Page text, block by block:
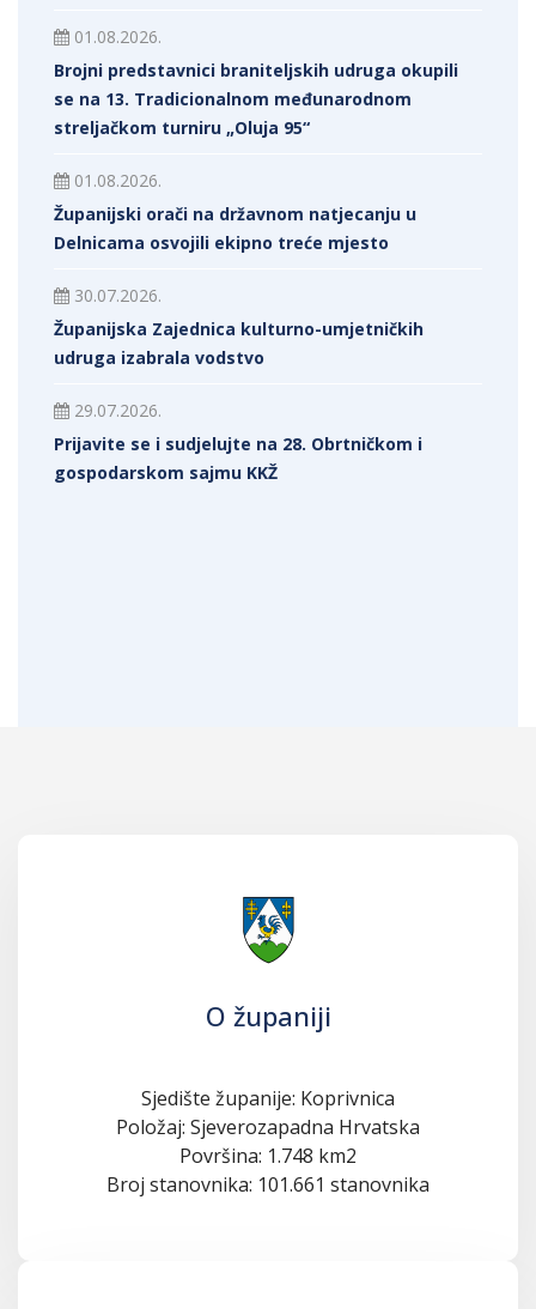
01.08.2026.
Brojni predstavnici braniteljskih udruga okupili
se na 13. Tradicionalnom međunarodnom
streljačkom turniru „Oluja 95“
01.08.2026.
Županijski orači na državnom natjecanju u
Delnicama osvojili ekipno treće mjesto
30.07.2026.
Županijska Zajednica kulturno-umjetničkih
udruga izabrala vodstvo
29.07.2026.
Prijavite se i sudjelujte na 28. Obrtničkom i
gospodarskom sajmu KKŽ
O županiji
Sjedište županije: Koprivnica
Položaj: Sjeverozapadna Hrvatska
Površina: 1.748 km2
Broj stanovnika: 101.661 stanovnika